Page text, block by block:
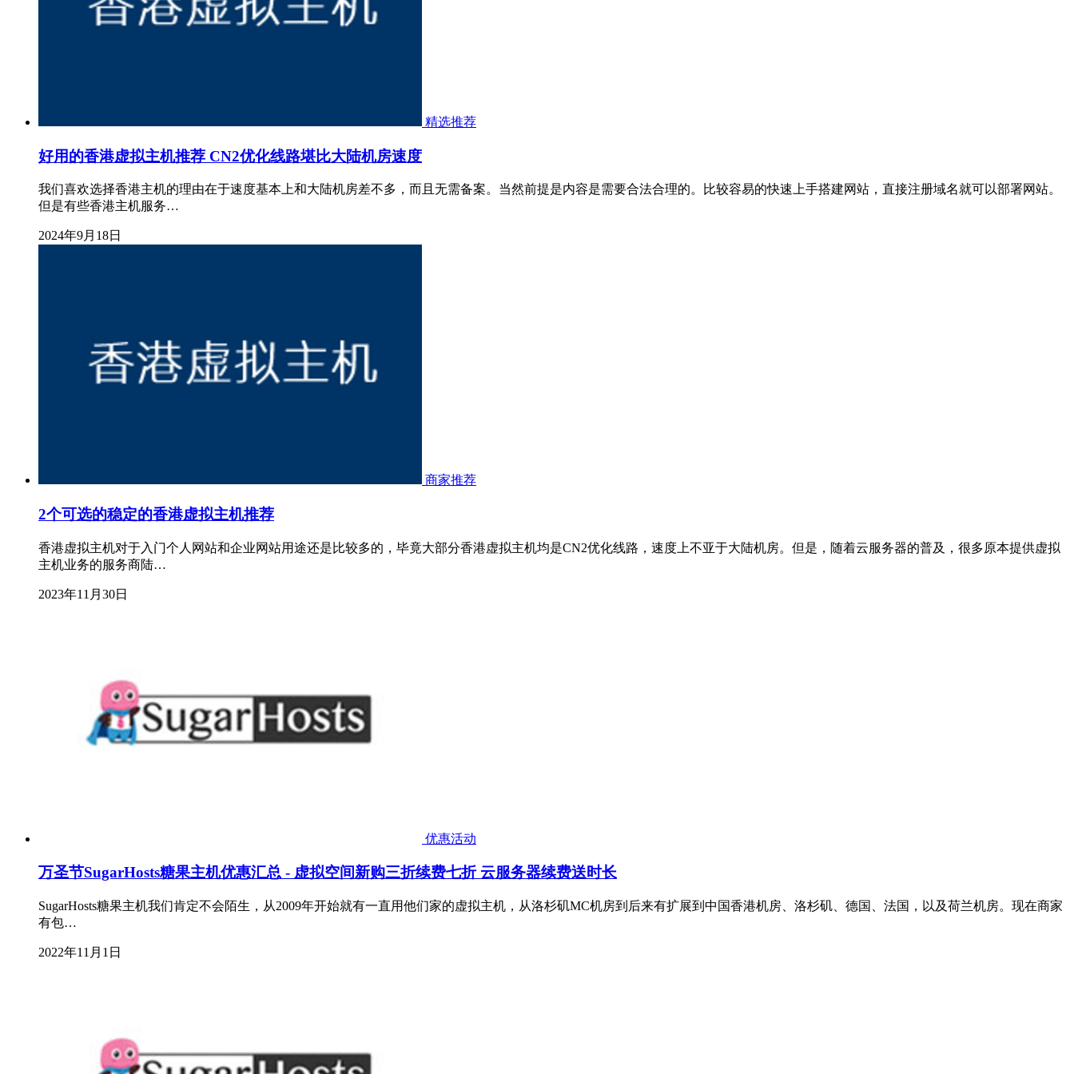
精选推荐
好用的香港虚拟主机推荐 CN2优化线路堪比大陆机房速度
我们喜欢选择香港主机的理由在于速度基本上和大陆机房差不多，而且无需备案。当然前提是内容是需要合法合理的。比较容易的快速上手搭建网站，直接注册域名就可以部署网站。
但是有些香港主机服务…
2024年9月18日
商家推荐
2个可选的稳定的香港虚拟主机推荐
香港虚拟主机对于入门个人网站和企业网站用途还是比较多的，毕竟大部分香港虚拟主机均是CN2优化线路，速度上不亚于大陆机房。但是，随着云服务器的普及，很多原本提供虚拟
主机业务的服务商陆…
2023年11月30日
优惠活动
万圣节SugarHosts糖果主机优惠汇总 - 虚拟空间新购三折续费七折 云服务器续费送时长
SugarHosts糖果主机我们肯定不会陌生，从2009年开始就有一直用他们家的虚拟主机，从洛杉矶MC机房到后来有扩展到中国香港机房、洛杉矶、德国、法国，以及荷兰机房。现在商家
有包…
2022年11月1日